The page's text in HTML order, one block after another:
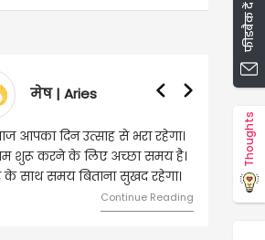
वृषभ | Taurus
का दिन इस राशि के जातकों के
रहने वाला है। धन और नौकरी के
में सफलता मिलेगी। मित्रों से
बढ़ेगा। आर्थिक निवेश सोच-
फीडबैक दें
Thoughts